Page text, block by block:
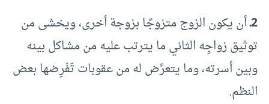
2ـأن يكون الزوج متزوجًا بزوجة أخرى، ويخشى من
توثيق زواجِه الثاني ما يترتب عليه من مشاكل بينه
وبين أسرته، وما يتعرَّض له من عقوبات تَفْرِضها بعض
النظم.